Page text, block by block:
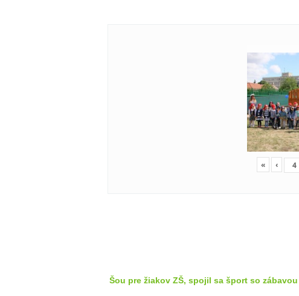
« ‹
Šou pre žiakov ZŠ, spojil sa šport so zábavou